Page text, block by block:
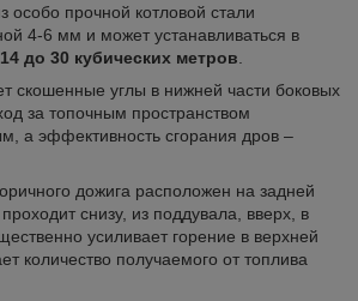
особо прочной котловой стали
4-6 мм и может устанавливаться в
14 до 30 кубических метров
скошенные углы в нижней части боковых
за топочным пространством
а эффективность сгорания дров –
дожига расположен на задней
снизу, из поддувала, вверх, в
усиливает горение в верхней
количество получаемого от топлива